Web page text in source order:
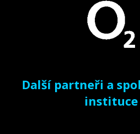
Další partneři a
instituce